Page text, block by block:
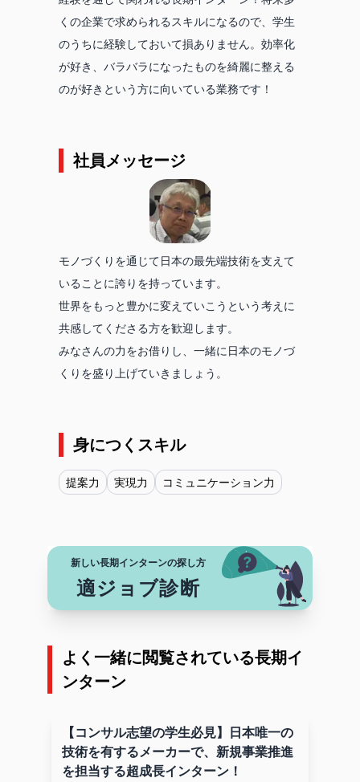
くの企業で求められるスキルになるので、学生
のうちに経験しておいて損ありません。効率化
が好き、バラバラになったものを綺麗に整える
のが好きという方に向いている業務です！
社員メッセージ
モノづくりを通じて日本の最先端技術を支えて
いることに誇りを持っています。
世界をもっと豊かに変えていこうという考えに
共感してくださる方を歓迎します。
みなさんの力をお借りし、一緒に日本のモノづ
くりを盛り上げていきましょう。
身につくスキル
提案力 実現力 コミュニケーション力
新しい長期インターンの探し方
適ジョブ診断
よく一緒に閲覧されている長期イ
ンターン
【コンサル志望の学生必見】日本唯一の
技術を有するメーカーで、新規事業推進
を担当する超成長インターン！